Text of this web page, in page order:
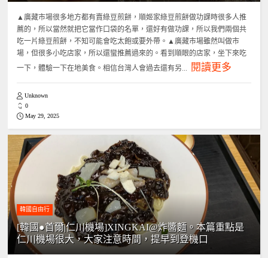
▲廣藏市場很多地方都有賣綠豆煎餅，順姬家綠豆煎餅做功課時很多人推
薦的，所以當然就把它當作口袋的名單，還好有做功課，所以我們兩個共
吃一片綠豆煎餅，不知可能會吃太飽或要外帶。▲廣藏市場雖然叫做市
場，但很多小吃店家，所以還蠻推薦過來的。看到順眼的店家，坐下來吃
一下，體驗一下在地美食。相信台灣人會過去還有另...
閱讀更多
Unknown
0
May 29, 2025
韓國自由行
[韓國●首爾|仁川機場]XINGKAI@炸醬麵。本篇重點是
仁川機場很大，大家注意時間，提早到登機口